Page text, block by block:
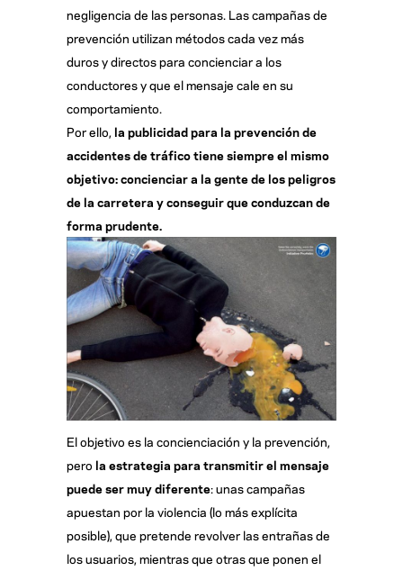
negligencia de las personas. Las campañas de
prevención utilizan métodos cada vez más
duros y directos para concienciar a los
conductores y que el mensaje cale en su
comportamiento.
Por ello, la publicidad para la prevención de
accidentes de tráfico tiene siempre el mismo
objetivo: concienciar a la gente de los peligros
de la carretera y conseguir que conduzcan de
forma prudente.
El objetivo es la concienciación y la prevención,
pero la estrategia para transmitir el mensaje
puede ser muy diferente: unas campañas
apuestan por la violencia (lo más explícita
posible), que pretende revolver las entrañas de
los usuarios, mientras que otras que ponen el